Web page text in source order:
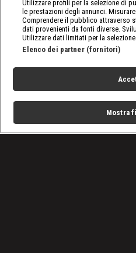
Utilizzare profili per la selezione di
le prestazioni degli annunci.
Comprendere il pubblico attraverso
dati provenienti da fonti diverse.
Utilizzare dati limitati per la
Elenco dei partner (fornitori)
Mostra